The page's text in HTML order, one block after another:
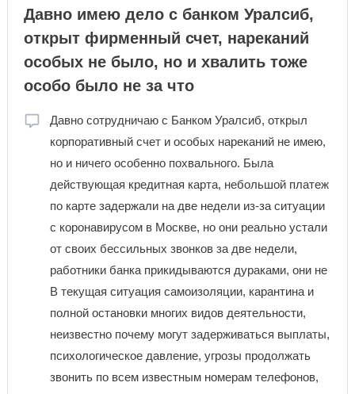
Давно имею дело с банком Уралсиб,
открыт фирменный счет, нареканий
особых не было, но и хвалить тоже
особо было не за что
Давно сотрудничаю с Банком Уралсиб, открыл
корпоративный счет и особых нареканий не имею,
но и ничего особенно похвального. Была
действующая кредитная карта, небольшой платеж
по карте задержали на две недели из-за ситуации
с коронавирусом в Москве, но они реально устали
от своих бессильных звонков за две недели,
работники банка прикидываются дураками, они не
В текущая ситуация самоизоляции, карантина и
полной остановки многих видов деятельности,
неизвестно почему могут задерживаться выплаты,
психологическое давление, угрозы продолжать
звонить по всем известным номерам телефонов,